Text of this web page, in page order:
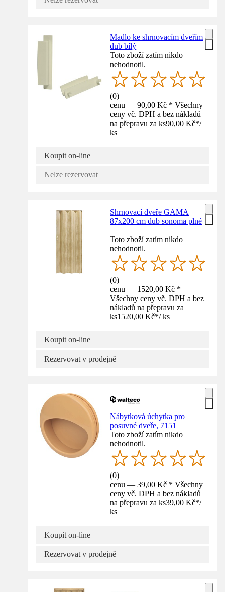
Madlo ke shrnovacím dveřím
dub bílý
Toto zboží zatím nikdo
nehodnotil.
(0)
cenu — 90,00 Kč * Všechny
ceny vč. DPH a bez nákladů
na přepravu za ks90,00 Kč*/
ks
Koupit on-line
Nelze rezervovat
Shrnovací dveře GAMA
87x200 cm dub sonoma plné
Toto zboží zatím nikdo
nehodnotil.
(0)
cenu — 1520,00 Kč *
Všechny ceny vč. DPH a bez
nákladů na přepravu za
ks1520,00 Kč*/ ks
Koupit on-line
Rezervovat v prodejně
Nábytková úchytka pro
posuvné dveře, 7151
Toto zboží zatím nikdo
nehodnotil.
(0)
cenu — 39,00 Kč * Všechny
ceny vč. DPH a bez nákladů
na přepravu za ks39,00 Kč*/
ks
Koupit on-line
Rezervovat v prodejně